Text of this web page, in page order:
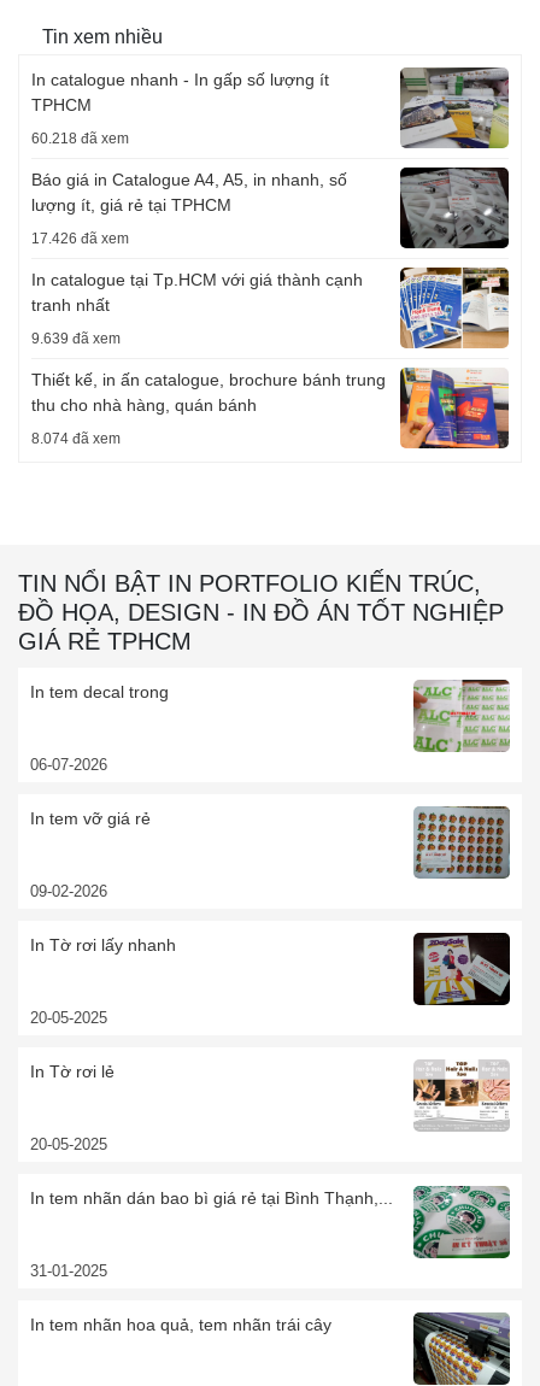
Tin xem nhiều
In catalogue nhanh - In gấp số lượng ít
TPHCM
60.218 đã xem
Báo giá in Catalogue A4, A5, in nhanh, số
lượng ít, giá rẻ tại TPHCM
17.426 đã xem
In catalogue tại Tp.HCM với giá thành cạnh
tranh nhất
9.639 đã xem
Thiết kế, in ấn catalogue, brochure bánh trung
thu cho nhà hàng, quán bánh
8.074 đã xem
TIN NỔI BẬT IN PORTFOLIO KIẾN TRÚC,
ĐỒ HỌA, DESIGN - IN ĐỒ ÁN TỐT NGHIỆP
GIÁ RẺ TPHCM
In tem decal trong
06-07-2026
In tem vỡ giá rẻ
09-02-2026
In Tờ rơi lấy nhanh
20-05-2025
In Tờ rơi lẻ
20-05-2025
In tem nhãn dán bao bì giá rẻ tại Bình Thạnh,...
31-01-2025
In tem nhãn hoa quả, tem nhãn trái cây